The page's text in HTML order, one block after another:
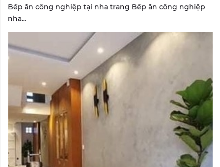
Bếp ăn công nghiệp tại nha trang Bếp ăn công nghiệp
nha...